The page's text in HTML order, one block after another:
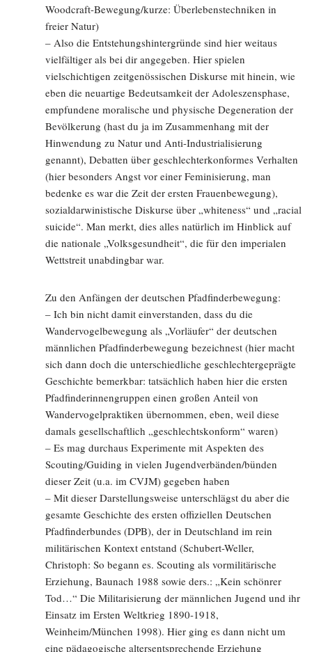
Woodcraft-Bewegung/kurze: Überlebenstechniken in
freier Natur)
– Also die Entstehungshintergründe sind hier weitaus
vielfältiger als bei dir angegeben. Hier spielen
vielschichtigen zeitgenössischen Diskurse mit hinein, wie
eben die neuartige Bedeutsamkeit der Adoleszensphase,
empfundene moralische und physische Degeneration der
Bevölkerung (hast du ja im Zusammenhang mit der
Hinwendung zu Natur und Anti-Industrialisierung
genannt), Debatten über geschlechterkonformes Verhalten
(hier besonders Angst vor einer Feminisierung, man
bedenke es war die Zeit der ersten Frauenbewegung),
sozialdarwinistische Diskurse über „whiteness“ und „racial
suicide“. Man merkt, dies alles natürlich im Hinblick auf
die nationale „Volksgesundheit“, die für den imperialen
Wettstreit unabdingbar war.
Zu den Anfängen der deutschen Pfadfinderbewegung:
– Ich bin nicht damit einverstanden, dass du die
Wandervogelbewegung als „Vorläufer“ der deutschen
männlichen Pfadfinderbewegung bezeichnest (hier macht
sich dann doch die unterschiedliche geschlechtergeprägte
Geschichte bemerkbar: tatsächlich haben hier die ersten
Pfadfinderinnengruppen einen großen Anteil von
Wandervogelpraktiken übernommen, eben, weil diese
damals gesellschaftlich „geschlechtskonform“ waren)
– Es mag durchaus Experimente mit Aspekten des
Scouting/Guiding in vielen Jugendverbänden/bünden
dieser Zeit (u.a. im CVJM) gegeben haben
– Mit dieser Darstellungsweise unterschlägst du aber die
gesamte Geschichte des ersten offiziellen Deutschen
Pfadfinderbundes (DPB), der in Deutschland im rein
militärischen Kontext entstand (Schubert-Weller,
Christoph: So begann es. Scouting als vormilitärische
Erziehung, Baunach 1988 sowie ders.: „Kein schönrer
Tod…“ Die Militarisierung der männlichen Jugend und ihr
Einsatz im Ersten Weltkrieg 1890-1918,
Weinheim/München 1998). Hier ging es dann nicht um
eine pädagogische altersentsprechende Erziehung